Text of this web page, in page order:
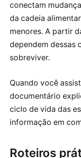
conectam
da cadeia
menores. A partir
dependem dessas
sobreviver.
Quando você
documentário
ciclo de vida das
informação em
Roteiros